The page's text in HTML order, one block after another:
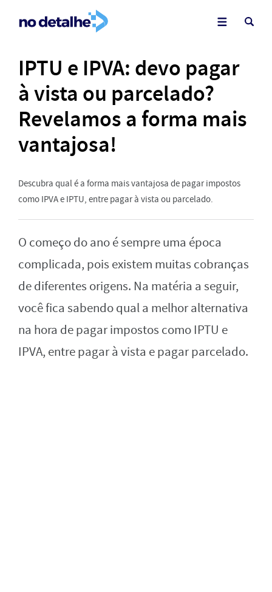
IPTU e IPVA: devo pagar
à vista ou parcelado?
Revelamos a forma mais
vantajosa!
Descubra qual é a forma mais vantajosa de pagar impostos
como IPVA e IPTU, entre pagar à vista ou parcelado.
O começo do ano é sempre uma época
complicada, pois existem muitas cobranças
de diferentes origens. Na matéria a seguir,
você fica sabendo qual a melhor alternativa
na hora de pagar impostos como IPTU e
IPVA, entre pagar à vista e pagar parcelado.